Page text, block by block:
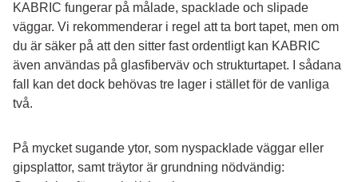
KABRIC fungerar på målade, spacklade och slipade
väggar. Vi rekommenderar i regel att ta bort tapet, men om
du är säker på att den sitter fast ordentligt kan KABRIC
även användas på glasfiberväv och strukturtapet. I sådana
fall kan det dock behövas tre lager i stället för de vanliga
två.
På mycket sugande ytor, som nyspacklade väggar eller
gipsplattor, samt träytor är grundning nödvändig: